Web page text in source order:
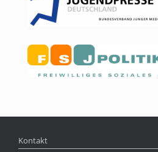
Kontakt